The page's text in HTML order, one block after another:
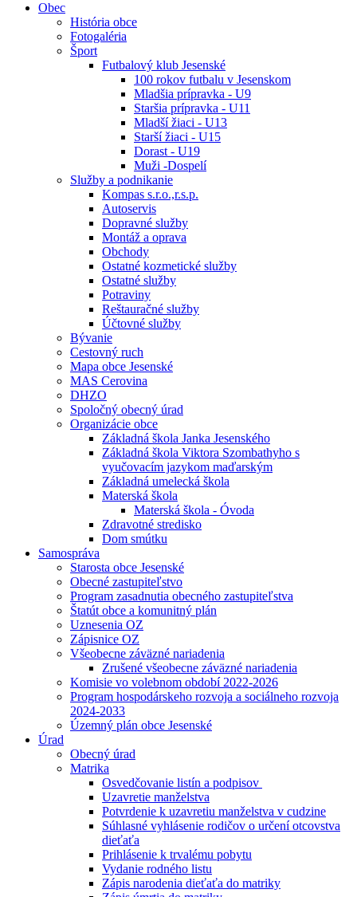
Obec
História obce
Fotogaléria
Šport
Futbalový klub Jesenské
100 rokov futbalu v Jesenskom
Mladšia prípravka - U9
Staršia prípravka - U11
Mladší žiaci - U13
Starší žiaci - U15
Dorast - U19
Muži -Dospelí
Služby a podnikanie
Kompas s.r.o.,r.s.p.
Autoservis
Dopravné služby
Montáž a oprava
Obchody
Ostatné kozmetické služby
Ostatné služby
Potraviny
Reštauračné služby
Účtovné služby
Bývanie
Cestovný ruch
Mapa obce Jesenské
MAS Cerovina
DHZO
Spoločný obecný úrad
Organizácie obce
Základná škola Janka Jesenského
Základná škola Viktora Szombathyho s
vyučovacím jazykom maďarským
Základná umelecká škola
Materská škola
Materská škola - Óvoda
Zdravotné stredisko
Dom smútku
Samospráva
Starosta obce Jesenské
Obecné zastupiteľstvo
Program zasadnutia obecného zastupiteľstva
Štatút obce a komunitný plán
Uznesenia OZ
Zápisnice OZ
Všeobecne záväzné nariadenia
Zrušené všeobecne záväzné nariadenia
Komisie vo volebnom období 2022-2026
Program hospodárskeho rozvoja a sociálneho rozvoja
2024-2033
Územný plán obce Jesenské
Úrad
Obecný úrad
Matrika
Osvedčovanie listín a podpisov
Uzavretie manželstva
Potvrdenie k uzavretiu manželstva v cudzine
Súhlasné vyhlásenie rodičov o určení otcovstva
dieťaťa
Prihlásenie k trvalému pobytu
Vydanie rodného listu
Zápis narodenia dieťaťa do matriky